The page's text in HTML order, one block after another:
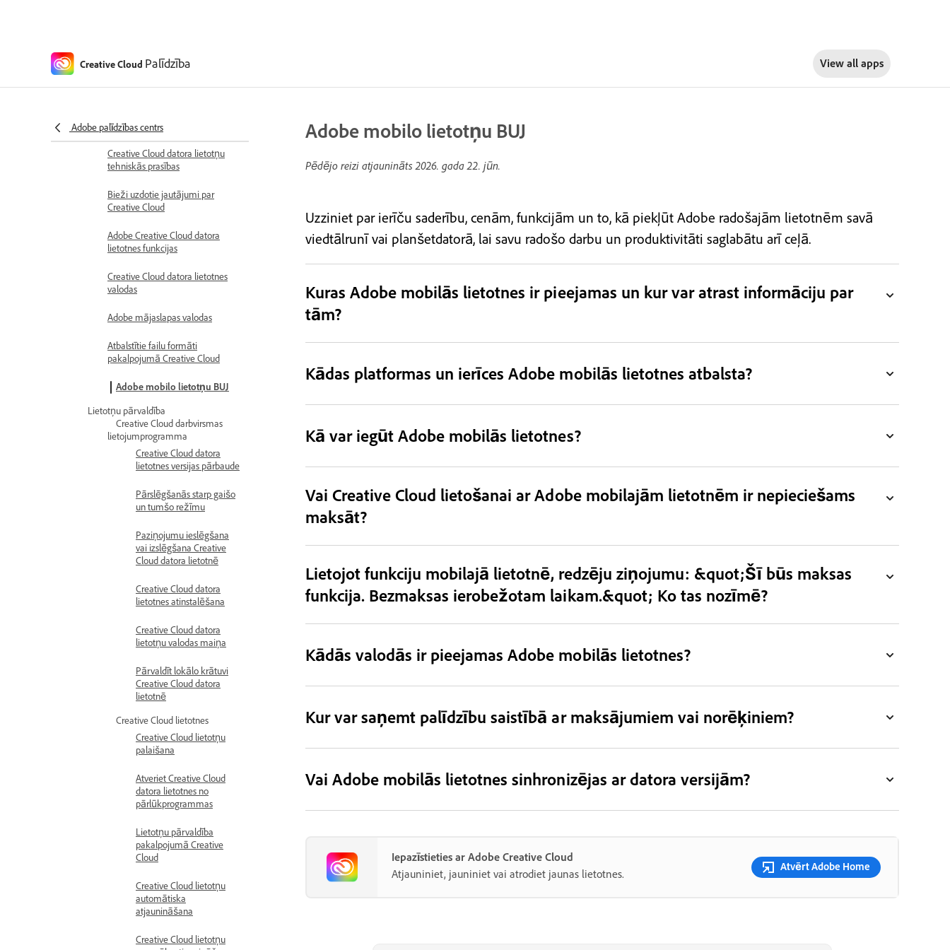
Creative Cloud Palīdzība View all apps
Adobe palīdzības centrs
Jaunumi Creative Cloud datora
lietotnē
Darba sākšana
Creative Cloud datora lietotņu
tehniskās prasības
Bieži uzdotie jautājumi par
Creative Cloud
Adobe Creative Cloud datora
lietotnes funkcijas
Creative Cloud datora lietotnes
valodas
Adobe mājaslapas valodas
Atbalstītie failu formāti
pakalpojumā Creative Cloud
Adobe mobilo lietotņu BUJ
Lietotņu pārvaldība
Creative Cloud darbvirsmas
lietojumprogramma
Creative Cloud datora
lietotnes versijas pārbaude
Pārslēgšanās starp gaišo
un tumšo režīmu
Paziņojumu ieslēgšana
vai izslēgšana Creative
Cloud datora lietotnē
Creative Cloud datora
lietotnes atinstalēšana
Creative Cloud datora
lietotņu valodas maiņa
Pārvaldīt lokālo krātuvi
Creative Cloud datora
lietotnē
Creative Cloud lietotnes
Creative Cloud lietotņu
palaišana
Atveriet Creative Cloud
datora lietotnes no
pārlūkprogrammas
Lietotņu pārvaldība
pakalpojumā Creative
Cloud
Creative Cloud lietotņu
automātiska
atjaunināšana
Creative Cloud lietotņu
Adobe mobilo lietotņu BUJ
Pēdējo reizi atjaunināts2026. gada 22. jūn.
Uzziniet par ierīču saderību, cenām, funkcijām un to, kā piekļūt Adobe radošajām lietotnēm savā
viedtālrunī vai planšetdatorā, lai savu radošo darbu un produktivitāti saglabātu arī ceļā.
Kuras Adobe mobilās lietotnes ir pieejamas un kur var atrast informāciju par
tām?
Kādas platformas un ierīces Adobe mobilās lietotnes atbalsta?
Kā var iegūt Adobe mobilās lietotnes?
Vai Creative Cloud lietošanai ar Adobe mobilajām lietotnēm ir nepieciešams
maksāt?
Lietojot funkciju mobilajā lietotnē, redzēju ziņojumu: &quot;Šī būs maksas
funkcija. Bezmaksas ierobežotam laikam.&quot; Ko tas nozīmē?
Kādās valodās ir pieejamas Adobe mobilās lietotnes?
Kur var saņemt palīdzību saistībā ar maksājumiem vai norēķiniem?
Vai Adobe mobilās lietotnes sinhronizējas ar datora versijām?
Iepazīstieties ar Adobe Creative Cloud
Atjauniniet, jauniniet vai atrodiet jaunas lietotnes.
Atvērt Adobe Home